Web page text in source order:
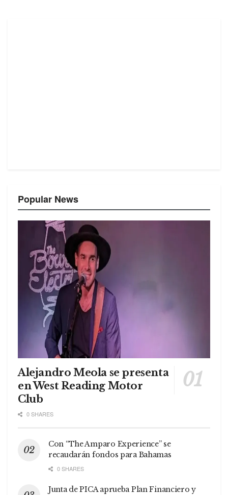
Popular News
Alejandro Meola se presenta
en West Reading Motor
Club
0 SHARES
Con “The Amparo Experience” se
recaudarán fondos para Bahamas
0 SHARES
Junta de PICA aprueba Plan Financiero y